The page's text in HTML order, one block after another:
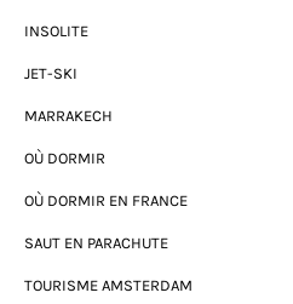
INSOLITE
JET-SKI
MARRAKECH
OÙ DORMIR
OÙ DORMIR EN FRANCE
SAUT EN PARACHUTE
TOURISME AMSTERDAM